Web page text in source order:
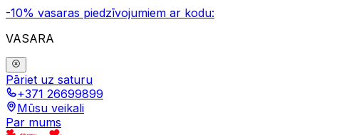
-10% vasaras piedzīvojumiem ar kodu:
VASARA
Pāriet uz saturu
+371 26699899
Mūsu veikali
Par mums